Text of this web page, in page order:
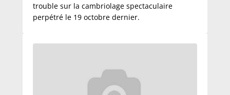
trouble sur la cambriolage spectaculaire
perpétré le 19 octobre dernier.